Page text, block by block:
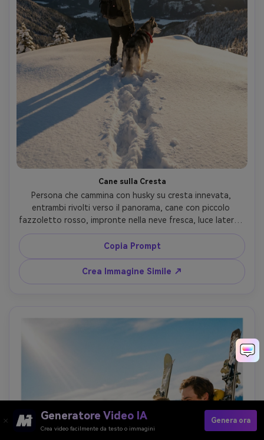
Cane sulla Cresta
Persona che cammina con husky su cresta innevata,
entrambi rivolti verso il panorama, cane con piccolo
fazzoletto rosso, impronte nella neve fresca, luce laterale
forte crea lunghe ombre, montagne a strati sulla
distanza, scatto Sony A7IV, 35mm f/1.8, ritratto
ambientale a figura intera, mood avventuroso genuino,
pelo e neve ultra-realistici --ar 4:5
Copia Prompt
Crea Immagine Simile ↗
Generatore Video IA
Crea video facilmente da testo o immagini
Genera ora